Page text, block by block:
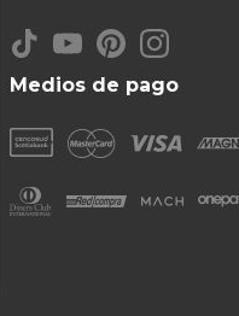
Medios de pago